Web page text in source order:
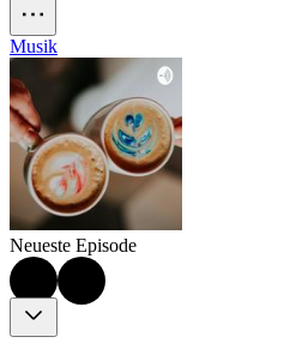
Musik
Neueste Episode